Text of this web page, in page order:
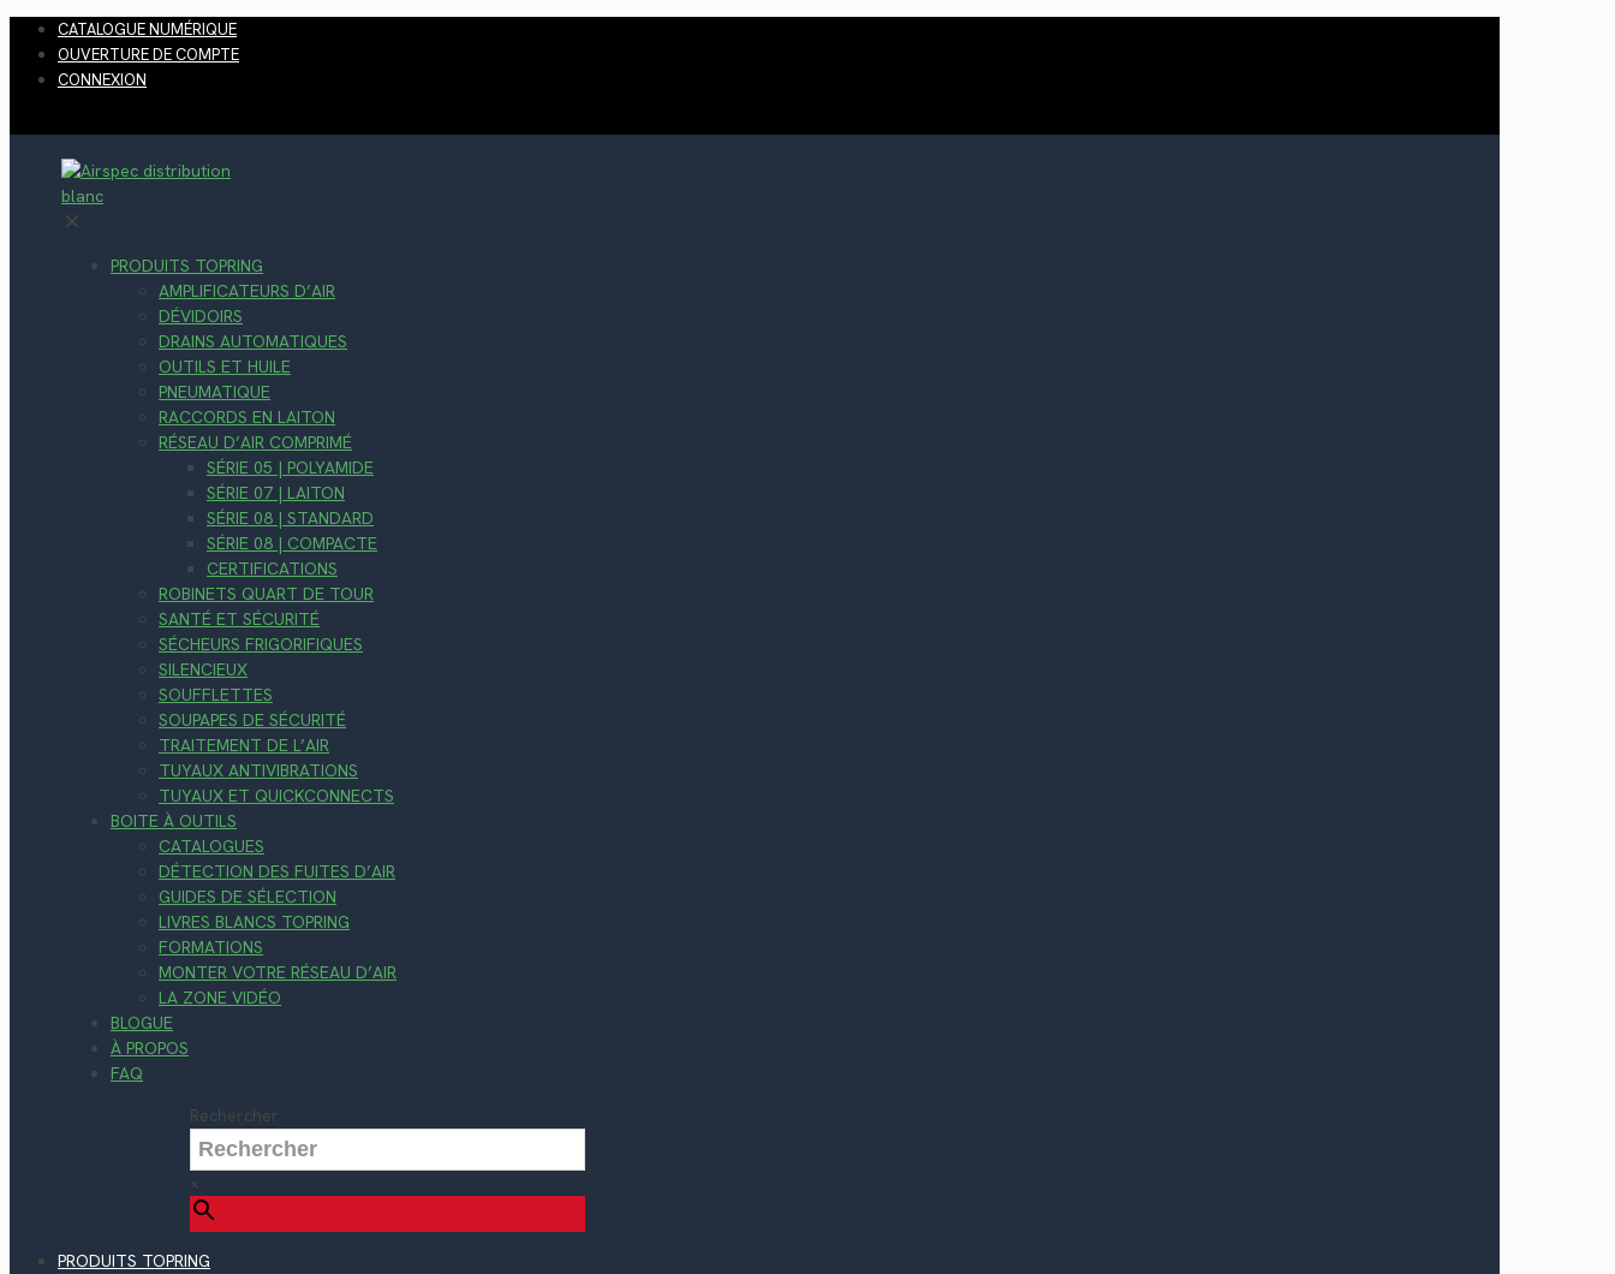
CATALOGUE NUMÉRIQUE
OUVERTURE DE COMPTE
CONNEXION
✕
PRODUITS TOPRING
AMPLIFICATEURS D’AIR
DÉVIDOIRS
DRAINS AUTOMATIQUES
OUTILS ET HUILE
PNEUMATIQUE
RACCORDS EN LAITON
RÉSEAU D’AIR COMPRIMÉ
SÉRIE 05 | POLYAMIDE
SÉRIE 07 | LAITON
SÉRIE 08 | STANDARD
SÉRIE 08 | COMPACTE
CERTIFICATIONS
ROBINETS QUART DE TOUR
SANTÉ ET SÉCURITÉ
SÉCHEURS FRIGORIFIQUES
SILENCIEUX
SOUFFLETTES
SOUPAPES DE SÉCURITÉ
TRAITEMENT DE L’AIR
TUYAUX ANTIVIBRATIONS
TUYAUX ET QUICKCONNECTS
BOITE À OUTILS
CATALOGUES
DÉTECTION DES FUITES D’AIR
GUIDES DE SÉLECTION
LIVRES BLANCS TOPRING
FORMATIONS
MONTER VOTRE RÉSEAU D’AIR
LA ZONE VIDÉO
BLOGUE
À PROPOS
FAQ
Rechercher
×
PRODUITS TOPRING